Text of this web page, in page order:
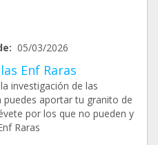
05/03/2026
Enf Raras
investigación de las
puedes aportar tu granito de
por los que no pueden y
Raras